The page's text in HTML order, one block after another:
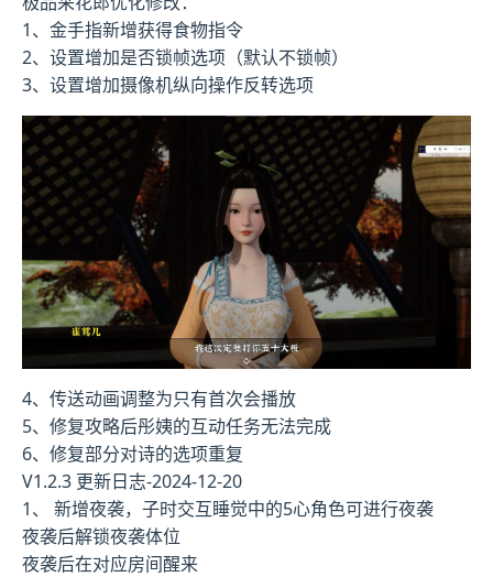
1、金手指新增获得食物指令
2、设置增加是否锁帧选项（默认不锁帧）
3、设置增加摄像机纵向操作反转选项
4、传送动画调整为只有首次会播放
5、修复攻略后彤姨的互动任务无法完成
6、修复部分对诗的选项重复
V1.2.3 更新日志-2024-12-20
1、 新增夜袭，子时交互睡觉中的5心角色可进行夜袭
夜袭后解锁夜袭体位
夜袭后在对应房间醒来